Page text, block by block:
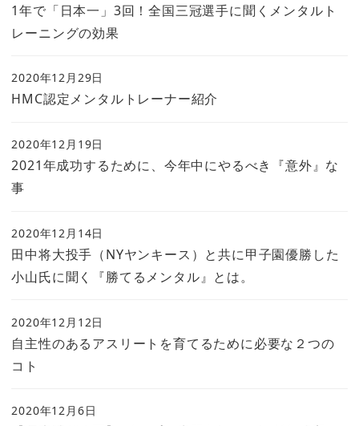
1年で「日本一」3回！全国三冠選手に聞くメンタルト
レーニングの効果
HMC認定メンタルトレーナー紹介
2020年12月29日
2021年成功するために、今年中にやるべき『意外』な
事
2020年12月19日
田中将大投手（NYヤンキース）と共に甲子園優勝した
小山氏に聞く『勝てるメンタル』とは。
2020年12月14日
自主性のあるアスリートを育てるために必要な２つの
コト
2020年12月12日
2020年12月6日